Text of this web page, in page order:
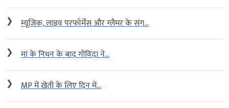
❯ म्यूजिक, लाइव परफॉर्मेंस और ग्लैमर के संग...
❯ मां के निधन के बाद गोविंदा ने...
❯ MP में खेती के लिए दिन में...